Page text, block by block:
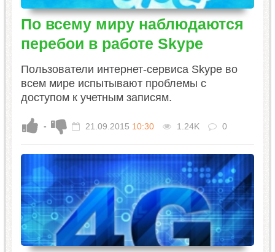
По всему миру наблюдаются
перебои в работе Skype
Пользователи интернет-сервиса Skype во
всем мире испытывают проблемы с
доступом к учетным записям.
- 21.09.2015 10:30 1.24K 0